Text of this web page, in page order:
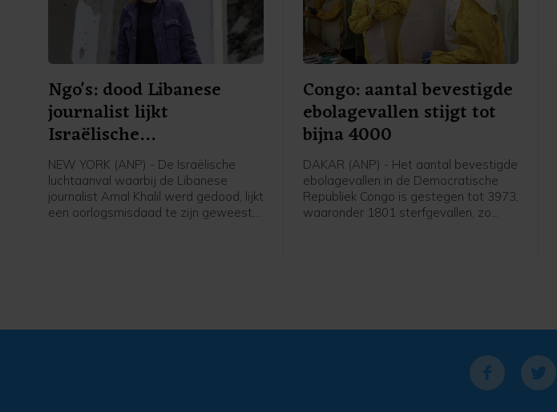
Ngo's: dood Libanese
journalist lijkt
Israëlische
oorlogsmisdaad
NEW YORK (ANP) - De Israëlische
luchtaanval waarbij de Libanese
journalist Amal Khalil werd gedood, lijkt
een oorlogsmisdaad te zijn geweest,
Congo: aantal bevestigde
ebolagevallen stijgt tot
bijna 4000
DAKAR (ANP) - Het aantal bevestigde
ebolagevallen in de Democratische
Republiek Congo is gestegen tot 3973,
waaronder 1801 sterfgevallen, zo